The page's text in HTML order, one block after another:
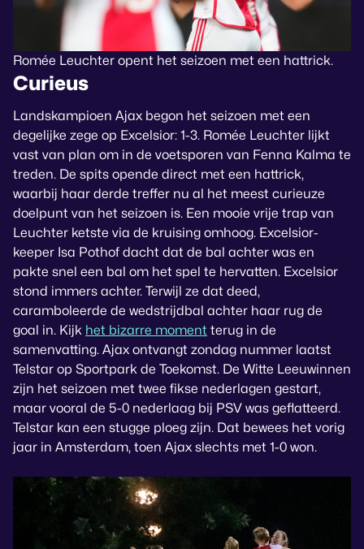
Romée Leuchter opent het seizoen met een hattrick.
Curieus
Landskampioen Ajax begon het seizoen met een
degelijke zege op Excelsior: 1-3. Romée Leuchter lijkt
vast van plan om in de voetsporen van Fenna Kalma te
treden. De spits opende direct met een hattrick,
waarbij haar derde treffer nu al het meest curieuze
doelpunt van het seizoen is. Een mooie vrije trap van
Leuchter ketste via de kruising omhoog. Excelsior-
keeper Isa Pothof dacht dat de bal achter was en
pakte snel een bal om het spel te hervatten. Excelsior
stond immers achter. Terwijl ze dat deed,
caramboleerde de wedstrijdbal achter haar rug de
goal in. Kijk het bizarre moment terug in de
samenvatting. Ajax ontvangt zondag nummer laatst
Telstar op Sportpark de Toekomst. De Witte Leeuwinnen
zijn het seizoen met twee fikse nederlagen gestart,
maar vooral de 5-0 nederlaag bij PSV was geflatteerd.
Telstar kan een stugge ploeg zijn. Dat bewees het vorig
jaar in Amsterdam, toen Ajax slechts met 1-0 won.